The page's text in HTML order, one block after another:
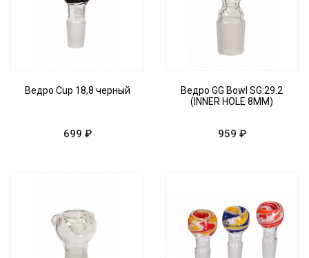
Ведро Cup 18,8 черный
699 ₽
Ведро GG Bowl SG:29.2
(INNER HOLE 8MM)
959 ₽